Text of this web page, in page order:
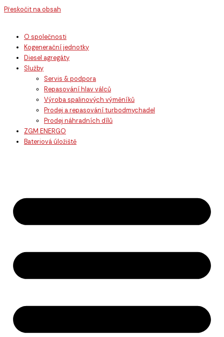
Přeskočit na obsah
O společnosti
Kogenerační jednotky
Diesel agregáty
Služby
Servis & podpora
Repasování hlav válců
Výroba spalinových výměníků
Prodej a repasování turbodmychadel
Prodej náhradních dílů
ZGM ENERGO
Bateriová úložiště